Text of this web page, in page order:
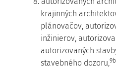
krajinných
plánovačov,
inžinierov,
autorizovaných
stavebného dozoru,